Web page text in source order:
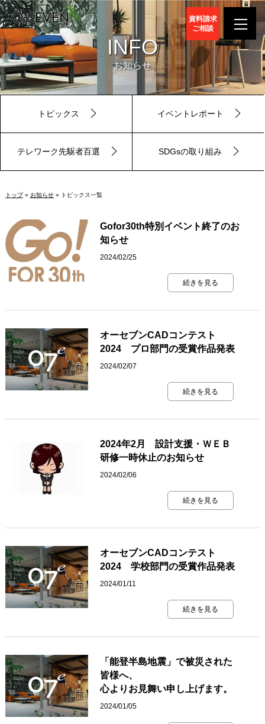
資料請求
ご相談
INFO
お知らせ
トピックス イベントレポート
テレワーク先駆者百選 SDGsの取り組み
トップ» お知らせ» トピックス一覧
Gofor30th特別イベント終了のお
知らせ
2024/02/25
続きを見る
オーセブンCADコンテスト
2024 プロ部門の受賞作品発表
2024/02/07
続きを見る
2024年2月 設計支援・ＷＥＢ
研修一時休止のお知らせ
2024/02/06
続きを見る
オーセブンCADコンテスト
2024 学校部門の受賞作品発表
2024/01/11
続きを見る
「能登半島地震」で被災された
皆様へ、
心よりお見舞い申し上げます。
2024/01/05